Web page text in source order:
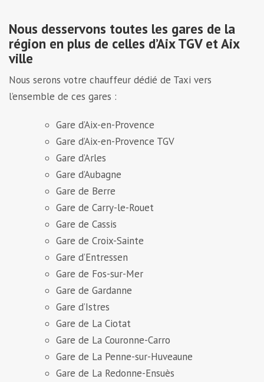
Nous desservons toutes les gares de la
région en plus de celles d’Aix TGV et Aix
ville
Nous serons votre chauffeur dédié de Taxi vers
l’ensemble de ces gares :
Gare d’Aix-en-Provence
Gare d’Aix-en-Provence TGV
Gare d’Arles
Gare d’Aubagne
Gare de Berre
Gare de Carry-le-Rouet
Gare de Cassis
Gare de Croix-Sainte
Gare d’Entressen
Gare de Fos-sur-Mer
Gare de Gardanne
Gare d’Istres
Gare de La Ciotat
Gare de La Couronne-Carro
Gare de La Penne-sur-Huveaune
Gare de La Redonne-Ensuès